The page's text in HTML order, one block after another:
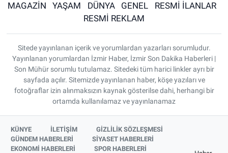
MAGAZİN
YAŞAM DÜNYA GENEL
RESMİ İLANLAR
RESMİ REKLAM
Sitede yayınlanan içerik ve yorumlardan yazarları sorumludur.
Yayınlanan yorumlardan İzmir Haber, İzmir Son Dakika Haberleri |
Son Mühür sorumlu tutulamaz. Sitedeki tüm harici linkler ayrı bir
sayfada açılır. Sitemizde yayınlanan haber, köşe yazıları ve
fotoğraflar izin alınmaksızın kaynak gösterilse dahi, herhangi bir
ortamda kullanılamaz ve yayınlanamaz
KÜNYE İLETİŞİM
GİZLİLİK SÖZLEŞMESİ
GÜNDEM HABERLERİ
SİYASET HABERLERİ
EKONOMİ HABERLERİ
SPOR HABERLERİ